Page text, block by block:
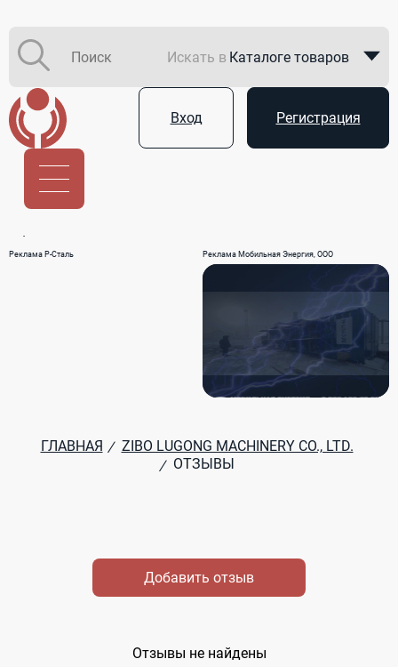
Искать в Каталоге товаров
Вход Регистрация
Реклама Р-Сталь Реклама Мобильная Энергия, ООО
ГЛАВНАЯ / ZIBO LUGONG MACHINERY CO., LTD.
/ ОТЗЫВЫ
Добавить отзыв
Отзывы не найдены